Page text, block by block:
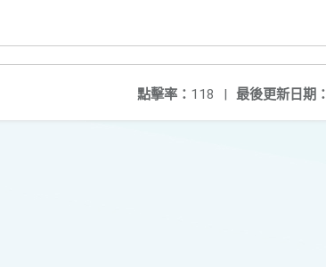
最後更新日期：
點擊率： 118 |